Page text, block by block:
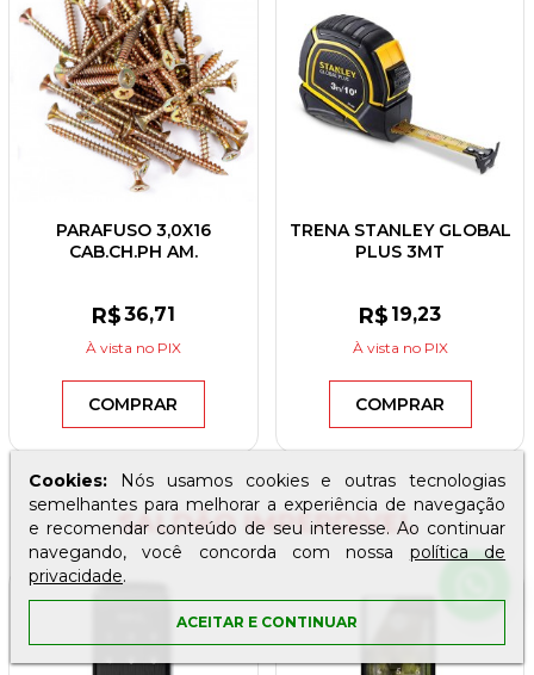
PARAFUSO 3,0X16
CAB.CH.PH AM.
R$36,71
À vista no PIX
COMPRAR
TRENA STANLEY GLOBAL
PLUS 3MT
R$ 19,23
À vista no PIX
COMPRAR
SALDÃO IMPERDÍVEL
Cookies:Nós usamos cookies e outras tecnologias
semelhantes para melhorar a experiência de navegação
e recomendar conteúdo de seu interesse. Ao continuar
navegando, você concorda com nossa política de
privacidade.
ACEITAR E CONTINUAR